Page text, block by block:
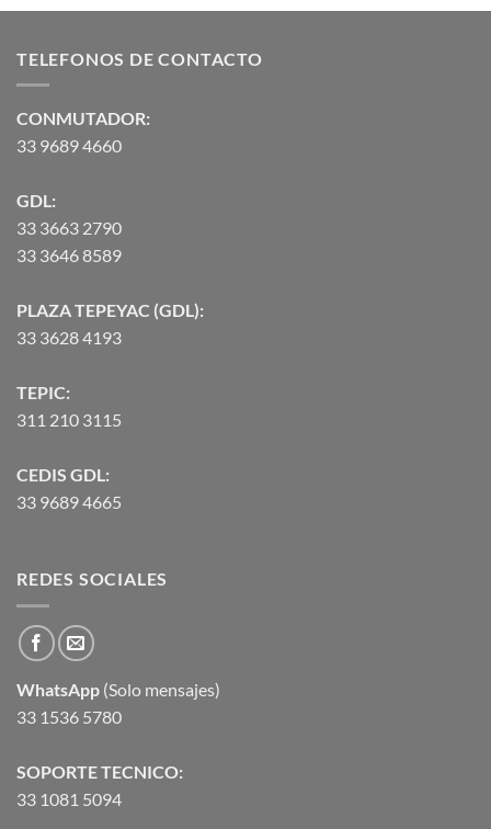
precios:
TELEFONOS DE CONTACTO
CONMUTADOR:
33 9689 4660
GDL:
33 3663 2790
33 3646 8589
PLAZA TEPEYAC (GDL):
33 3628 4193
TEPIC:
311 210 3115
CEDIS GDL:
33 9689 4665
REDES SOCIALES
WhatsApp (Solo mensajes)
33 1536 5780
SOPORTE TECNICO:
33 1081 5094